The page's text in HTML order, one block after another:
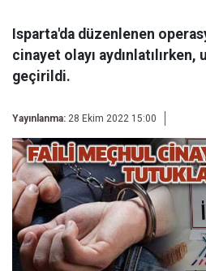
Isparta'da düzenlenen
cinayet olayı
geçirildi.
Yayınlanma: 28 Ekim 2022 15:00